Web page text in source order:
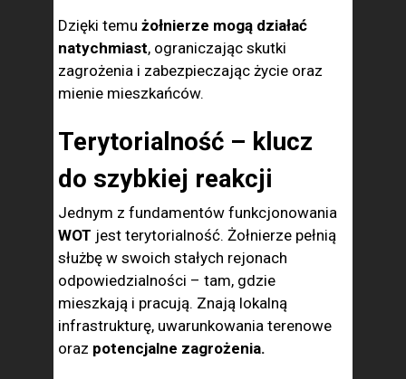
Dzięki temu żołnierze mogą działać
natychmiast, ograniczając skutki
zagrożenia i zabezpieczając życie oraz
mienie mieszkańców.
Terytorialność – klucz
do szybkiej reakcji
Jednym z fundamentów funkcjonowania
WOT jest terytorialność. Żołnierze pełnią
służbę w swoich stałych rejonach
odpowiedzialności – tam, gdzie
mieszkają i pracują. Znają lokalną
infrastrukturę, uwarunkowania terenowe
oraz potencjalne zagrożenia.